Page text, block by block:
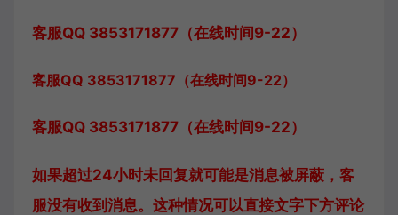
客服QQ 3853171877（在线时间9-22）
客服QQ 3853171877（在线时间9-22）
客服QQ 3853171877（在线时间9-22）
如果超过24小时未回复就可能是消息被屏蔽，客
服没有收到消息。这种情况可以直接文字下方评论